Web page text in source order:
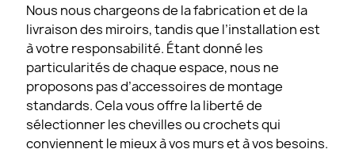
Nous nous chargeons de la fabrication et de la
livraison des miroirs, tandis que l’installation est
à votre responsabilité. Étant donné les
particularités de chaque espace, nous ne
proposons pas d’accessoires de montage
standards. Cela vous offre la liberté de
sélectionner les chevilles ou crochets qui
conviennent le mieux à vos murs et à vos besoins.